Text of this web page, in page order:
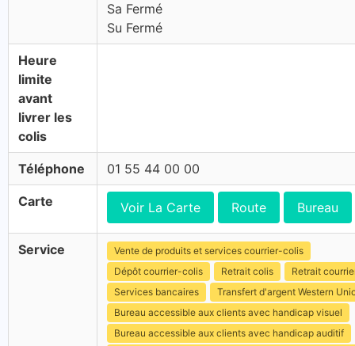
Sa Fermé
Su Fermé
Heure
limite
avant
livrer les
colis
Téléphone 01 55 44 00 00
Carte Voir La Carte Route Bureau
Service
Vente de produits et services courrier-colis
Dépôt courrier-colis
Retrait colis
Retrait
Services bancaires
Transfert d'argent Western
Bureau accessible aux clients avec handicap visuel
Bureau accessible aux clients avec handicap auditif